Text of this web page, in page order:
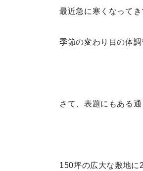
最近急に寒くなって
季節の変わり目の体
さて、表題にもある
150坪の広大な敷地に